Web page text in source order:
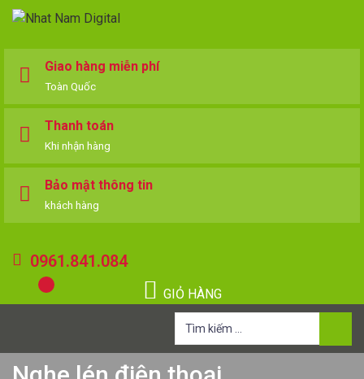
Giao hàng miễn phí
Toàn Quốc
Thanh toán
Khi nhận hàng
Bảo mật thông tin
khách hàng
0961.841.084
GIỎ HÀNG
Tìm